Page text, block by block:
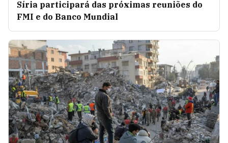
Síria participará das próximas reuniões do
FMI e do Banco Mundial